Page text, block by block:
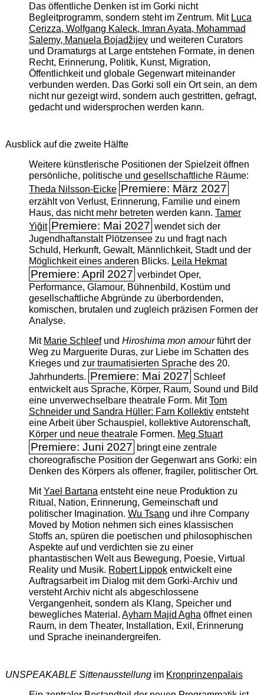
Das öffentliche Denken ist im Gorki nicht
Begleitprogramm, sondern steht im Zentrum. Mit Luca
Cerizza, Wolfgang Kaleck, Imran Ayata, Mohammad
Salemy, Manuela Bojadžijevund weiteren Curators
und Dramaturgs at Large entstehen Formate, in denen
Recht, Erinnerung, Politik, Kunst, Migration,
Öffentlichkeit und globale Gegenwart miteinander
verbunden werden. Das Gorki soll ein Ort sein, an dem
nicht nur gezeigt wird, sondern auch gestritten, gefragt,
gedacht und widersprochen werden kann.
Ausblick auf die zweite Hälfte
Weitere künstlerische Positionen der Spielzeit öffnen
persönliche, politische und gesellschaftliche Räume:
Theda Nilsson-Eicke Premiere: März 2027
erzählt von Verlust, Erinnerung, Familie und einem
Haus, das nicht mehr betreten werden kann. Tamer
Yiğit Premiere: Mai 2027 wendet sich der
Jugendhaftanstalt Plötzensee zu und fragt nach
Schuld, Herkunft, Gewalt, Männlichkeit, Stadt und der
Möglichkeit eines anderen Blicks. Leila Hekmat
Premiere: April 2027 verbindet Oper,
Performance, Glamour, Bühnenbild, Kostüm und
gesellschaftliche Abgründe zu überbordenden,
komischen, brutalen und zugleich präzisen Formen der
Analyse.
Mit Marie Schleefund Hiroshima mon amourführt der
Weg zu Marguerite Duras, zur Liebe im Schatten des
Krieges und zur traumatisierten Sprache des 20.
Jahrhunderts. Premiere: Mai 2027 Schleef
entwickelt aus Sprache, Körper, Raum, Sound und Bild
eine unverwechselbare theatrale Form. MitTom
Schneider und Sandra Hüller: Farn Kollektiventsteht
eine Arbeit über Schauspiel, kollektive Autorenschaft,
Körper und neue theatrale Formen. Meg Stuart
Premiere: Juni 2027 bringt eine zentrale
choreografische Position der Gegenwart ans Gorki: ein
Denken des Körpers als offener, fragiler, politischer Ort.
MitYael Bartanaentsteht eine neue Produktion zu
Ritual, Nation, Erinnerung, Gemeinschaft und
politischer Imagination. Wu Tsang und ihre Company
Moved by Motion nehmen sich eines klassischen
Stoffs an, spüren die poetischen und philosophischen
Aspekte auf und verdichten sie zu einer
phantastischen Welt aus Bewegung, Poesie, Virtual
Reality und Musik. Robert Lippokentwickelt eine
Auftragsarbeit im Dialog mit dem Gorki-Archiv und
versteht Archiv nicht als abgeschlossene
Vergangenheit, sondern als Klang, Speicher und
bewegliches Material. Ayham Majid Aghaöffnet einen
Raum, in dem Theater, Installation, Exil, Erinnerung
und Sprache ineinandergreifen.
UNSPEAKABLE Sittenausstellungim Kronprinzenpalais